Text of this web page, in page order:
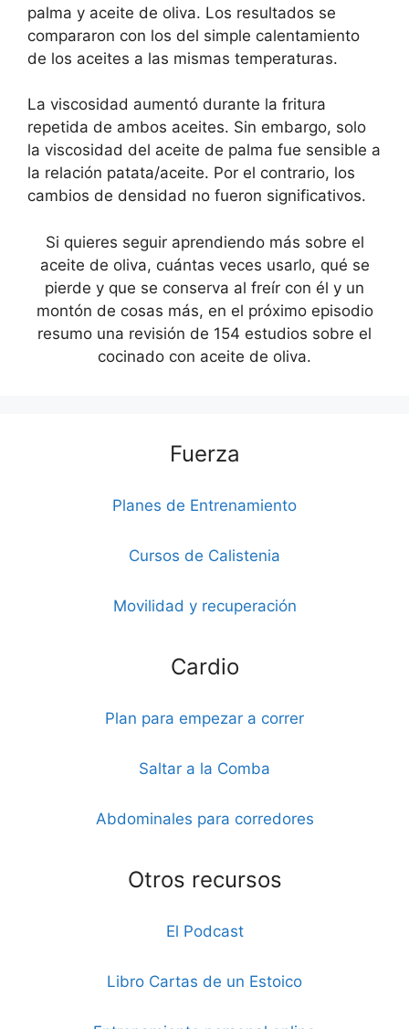
palma y aceite de oliva. Los resultados se
compararon con los del simple calentamiento
de los aceites a las mismas temperaturas.
La viscosidad aumentó durante la fritura
repetida de ambos aceites. Sin embargo, solo
la viscosidad del aceite de palma fue sensible a
la relación patata/aceite. Por el contrario, los
cambios de densidad no fueron significativos.
Si quieres seguir aprendiendo más sobre el
aceite de oliva, cuántas veces usarlo, qué se
pierde y que se conserva al freír con él y un
montón de cosas más, en el próximo episodio
resumo una revisión de 154 estudios sobre el
cocinado con aceite de oliva.
Fuerza
Planes de Entrenamiento
Cursos de Calistenia
Movilidad y recuperación
Cardio
Plan para empezar a correr
Saltar a la Comba
Abdominales para corredores
Otros recursos
El Podcast
Libro Cartas de un Estoico